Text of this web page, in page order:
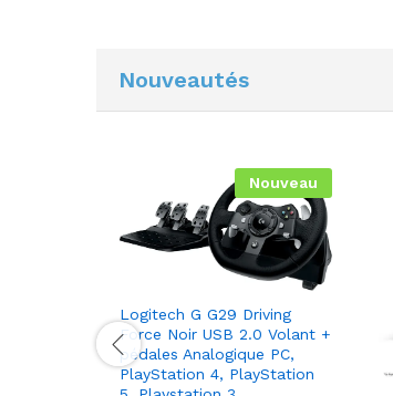
Nouveautés
Nouveau
Logitech G G29 Driving
Force Noir USB 2.0 Volant +
pédales Analogique PC,
PlayStation 4, PlayStation